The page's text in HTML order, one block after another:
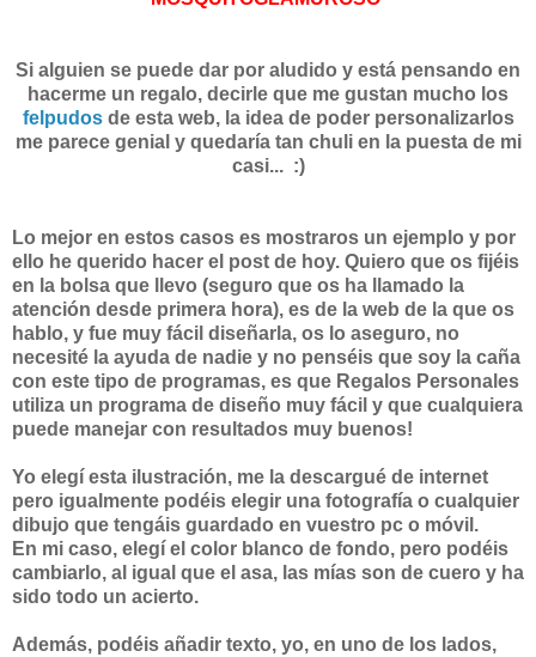
Si alguien se puede dar por aludido y está pensando en
hacerme un regalo, decirle que me gustan mucho los
felpudos de esta web, la idea de poder personalizarlos
me parece genial y quedaría tan chuli en la puesta de mi
casi... :)
Lo mejor en estos casos es mostraros un ejemplo y por
ello he querido hacer el post de hoy. Quiero que os fijéis
en la bolsa que llevo (seguro que os ha llamado la
atención desde primera hora), es de la web de la que os
hablo, y fue muy fácil diseñarla, os lo aseguro, no
necesité la ayuda de nadie y no penséis que soy la caña
con este tipo de programas, es que Regalos Personales
utiliza un programa de diseño muy fácil y que cualquiera
puede manejar con resultados muy buenos!
Yo elegí esta ilustración, me la descargué de internet
pero igualmente podéis elegir una fotografía o cualquier
dibujo que tengáis guardado en vuestro pc o móvil.
En mi caso, elegí el color blanco de fondo, pero podéis
cambiarlo, al igual que el asa, las mías son de cuero y ha
sido todo un acierto.
Además, podéis añadir texto, yo, en uno de los lados,